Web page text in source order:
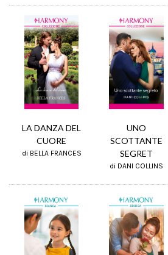
LA DANZA DEL
CUORE
di BELLA FRANCES
UNO
SCOTTANTE
SEGRET
di DANI COLLINS